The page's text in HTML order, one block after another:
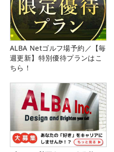
ALBA Netゴルフ場予約／【毎
週更新】特別優待プランはこ
ちら！